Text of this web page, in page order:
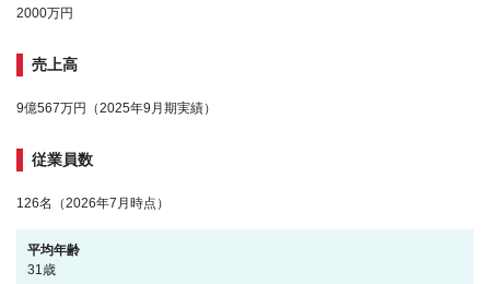
2000万円
売上高
9億567万円（2025年9月期実績）
従業員数
126名（2026年7月時点）
平均年齢
31歳